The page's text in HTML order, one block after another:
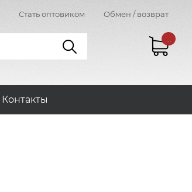
Стать оптовиком Обмен / возврат
...
Контакты